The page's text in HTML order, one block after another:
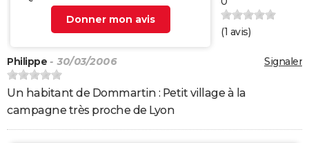
Donner mon avis
(1 avis)
Signaler
Philippe - 30/03/2006
Un habitant de Dommartin : Petit village à la
campagne très proche de Lyon